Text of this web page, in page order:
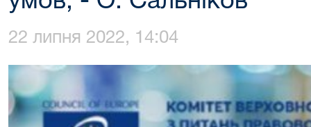
22 липня 2022, 14:04